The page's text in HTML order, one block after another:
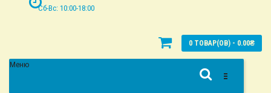
Сб-Вс: 10:00-18:00
0 ТОВАР(ОВ) - 0.00₴
Меню